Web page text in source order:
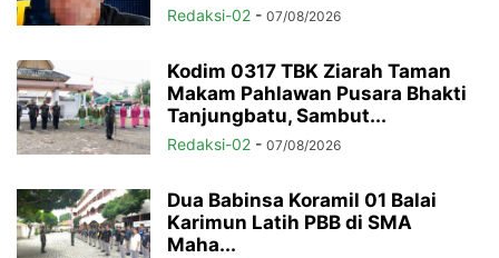
Redaksi-02 - 07/08/2026
Kodim 0317 TBK Ziarah Taman
Makam Pahlawan Pusara Bhakti
Tanjungbatu, Sambut...
Redaksi-02 - 07/08/2026
Dua Babinsa Koramil 01 Balai
Karimun Latih PBB di SMA
Maha...